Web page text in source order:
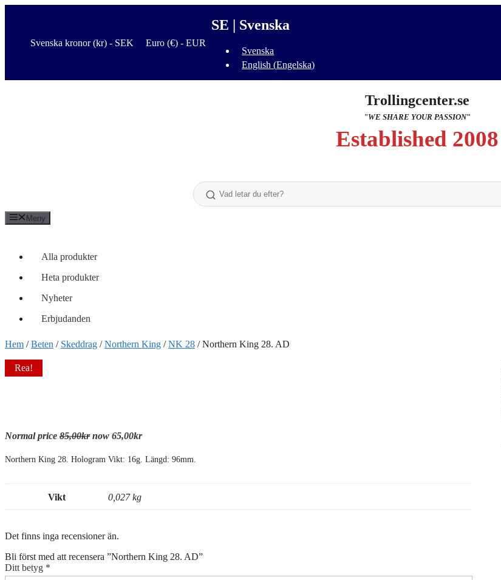
Svenska kronor (kr) - SEK
Euro (€) - EUR
SE | Svenska
Svenska
English (Engelska)
Trollingcenter.se
"WE SHARE YOUR PASSION"
Established 2008
Meny
Alla produkter
Heta produkter
Nyheter
Erbjudanden
Hem /Beten / Skeddrag /Northern King /NK 28 / Northern King 28. AD
Rea!
Northern King 28. AD mängd
Normal price 85,00krnow 65,00kr
Northern King 28. Hologram Vikt: 16g. Längd: 96mm.
Vikt 0,027 kg
Det finns inga recensioner än.
Bli först med att recensera ”Northern King 28. AD”
Ditt betyg *